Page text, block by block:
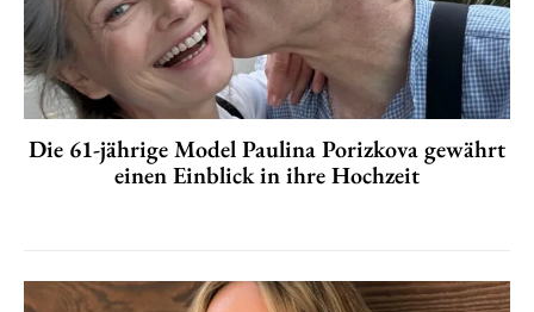
Die 61-jährige Model Paulina Porizkova gewährt
einen Einblick in ihre Hochzeit